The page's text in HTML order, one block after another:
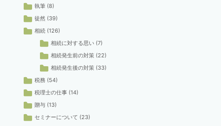
執筆 (8)
徒然 (39)
相続 (126)
相続に対する思い (7)
相続発生前の対策 (22)
相続発生後の対策 (33)
税務 (54)
税理士の仕事 (14)
贈与 (13)
セミナーについて (23)